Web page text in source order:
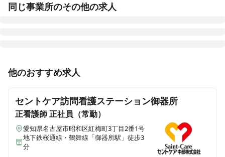
新潟県新潟市中央区山二ツ3-8-143
イリーゼ瑞穂汐路
イリーゼ岡谷
長野県岡谷市山下町1-1-37
イリーゼ仙台荒井西
同じ事業所のその他の求人
正看護師 パート・アルバイト
【急募】★駅近★施設内訪問看護 夜勤専属 / 週2日～
正看護師 パート・アルバイト
【急募】★駅近★施設内訪問看護 日勤のみ可 / 週2日～
可 / 車・バイク通勤可
他のおすすめ求人
セントケア訪問看護ステーション御器所
正看護師正社員（常勤）
愛知県名古屋市昭和区紅梅町3丁目2番1号
地下鉄桜通線・鶴舞線「御器所駅」徒歩3
分